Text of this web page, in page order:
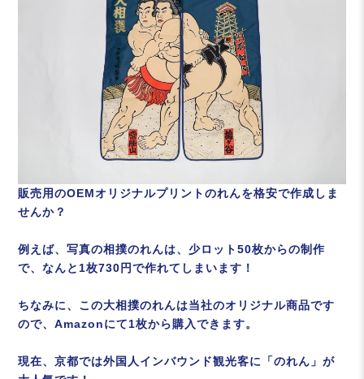
販売用のOEMオリジナルプリントのれんを格安で作成しま
せんか？
例えば、写真の相撲のれんは、少ロット50枚からの制作
で、なんと1枚730円で作れてしまいます！
ちなみに、この大相撲のれんは当社のオリジナル商品です
ので、Amazonにて1枚から購入できます。
現在、京都では外国人インバウンド観光客に「のれん」が